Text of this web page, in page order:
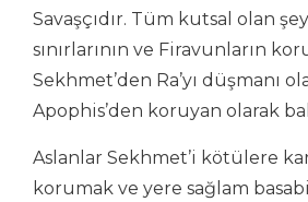
Savaşçıdır. Tüm kutsal olan
sınırlarının ve Firavunların
Sekhmet’den Ra’yı düşmanı
Apophis’den koruyan olarak
Aslanlar Sekhmet’i kötülere
korumak ve yere sağlam